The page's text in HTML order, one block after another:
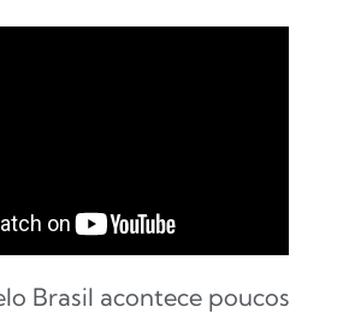
Brasil acontece poucos